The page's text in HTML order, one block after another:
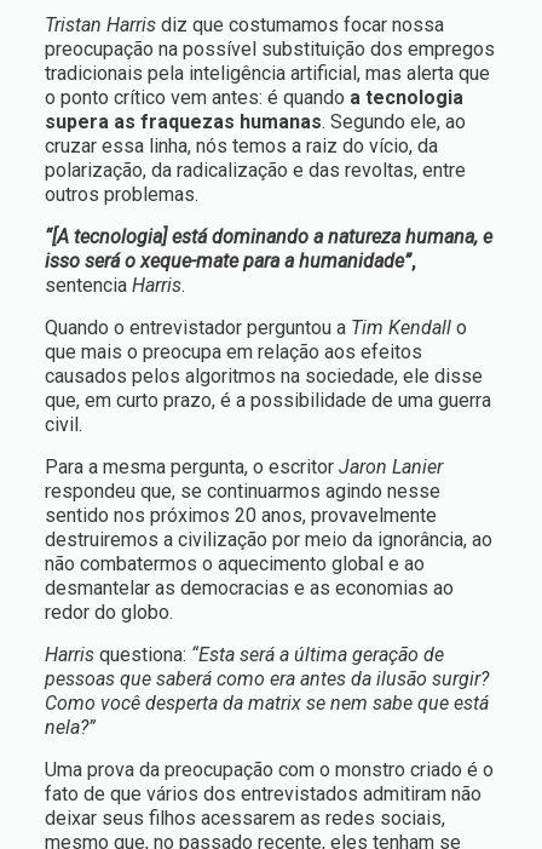
Tristan Harrisdiz que costumamos focar nossa
preocupação na possível substituição dos empregos
tradicionais pela inteligência artificial, mas alerta que
o ponto crítico vem antes: é quando a tecnologia
supera as fraquezas humanas. Segundo ele, ao
cruzar essa linha, nós temos a raiz do vício, da
polarização, da radicalização e das revoltas, entre
outros problemas.
“[A tecnologia] está dominando a natureza humana, e
isso será o xeque-mate para a humanidade”,
sentencia Harris.
Quando o entrevistador perguntou a Tim Kendallo
que mais o preocupa em relação aos efeitos
causados pelos algoritmos na sociedade, ele disse
que, em curto prazo, é a possibilidade de uma guerra
civil.
Para a mesma pergunta, o escritor Jaron Lanier
respondeu que, se continuarmos agindo nesse
sentido nos próximos 20 anos, provavelmente
destruiremos a civilização por meio da ignorância, ao
não combatermos o aquecimento global e ao
desmantelar as democracias e as economias ao
redor do globo.
Harris questiona: “Esta será a última geração de
pessoas que saberá como era antes da ilusão surgir?
Como você desperta da matrix se nem sabe que está
nela?”
Uma prova da preocupação com o monstro criado é o
fato de que vários dos entrevistados admitiram não
deixar seus filhos acessarem as redes sociais,
mesmo que, no passado recente, eles tenham se